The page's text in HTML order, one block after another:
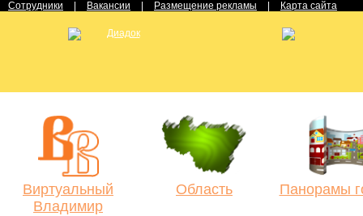
Сотрудники Вакансии Размещение рекламы Карта сайта
Виртуальный
Владимир
Область Панорамы